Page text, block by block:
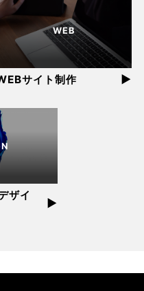
WEB
サイト制作 ▶︎
ザイ
▶︎